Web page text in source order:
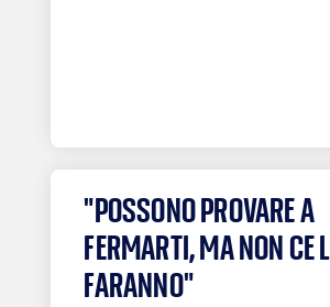
"POSSONO PROVARE A
FERMARTI, MA NON CE
FARANNO"